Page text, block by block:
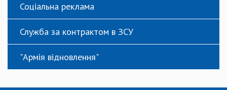
Соціальна реклама
Служба за контрактом в ЗСУ
"Армія відновлення"